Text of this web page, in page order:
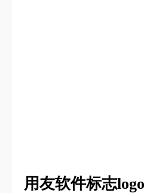
用友软件标志